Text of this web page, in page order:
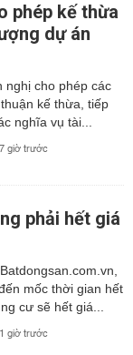
phép kế thừa
dự án
nghị cho phép các
kế thừa, tiếp
nghĩa vụ tài...
giờ trước
phải hết giá
mốc thời gian hết
cư sẽ hết giá...
giờ trước